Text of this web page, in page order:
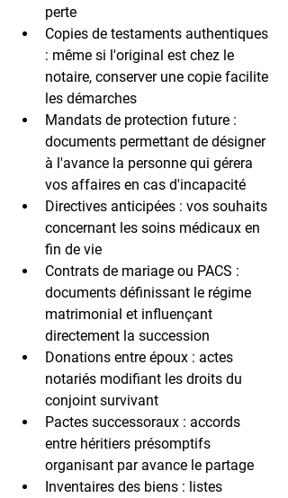
perte
Copies de testaments authentiques
: même si l'original est chez le
notaire, conserver une copie facilite
les démarches
Mandats de protection future :
documents permettant de désigner
à l'avance la personne qui gérera
vos affaires en cas d'incapacité
Directives anticipées : vos souhaits
concernant les soins médicaux en
fin de vie
Contrats de mariage ou PACS :
documents définissant le régime
matrimonial et influençant
directement la succession
Donations entre époux : actes
notariés modifiant les droits du
conjoint survivant
Pactes successoraux : accords
entre héritiers présomptifs
organisant par avance le partage
Inventaires des biens : listes